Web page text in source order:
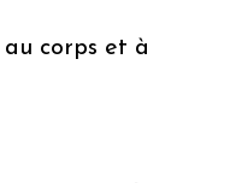
corps et à